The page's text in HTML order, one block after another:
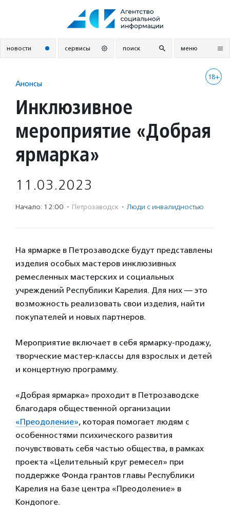
новости сервисы поиск меню
18+
Анонсы
Инклюзивное
мероприятие «Добрая
ярмарка»
11.03.2023
Начало: 12:00 · Петрозаводск · Люди с инвалидностью
На ярмарке в Петрозаводске будут представлены
изделия особых мастеров инклюзивных
ремесленных мастерских и социальных
учреждений Республики Карелия. Для них — это
возможность реализовать свои изделия, найти
покупателей и новых партнеров.
Мероприятие включает в себя ярмарку-продажу,
творческие мастер-классы для взрослых и детей
и концертную программу.
«Добрая ярмарка» проходит в Петрозаводске
благодаря общественной организации
«Преодоление», которая помогает людям с
особенностями психического развития
почувствовать себя частью общества, в рамках
проекта «Целительный круг ремесел» при
поддержке Фонда грантов главы Республики
Карелия на базе центра «Преодоление» в
Кондопоге.